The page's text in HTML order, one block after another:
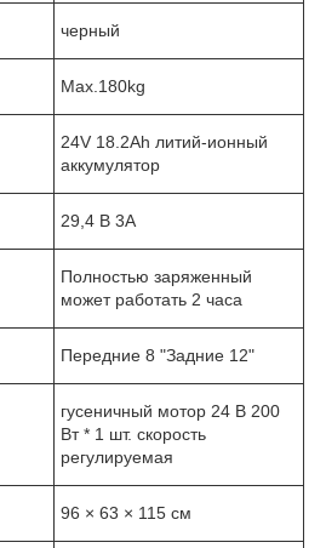
черный
Max.180kg
24V 18.2Ah литий-ионный
аккумулятор
29,4 В 3A
Полностью заряженный
может работать 2 часа
Передние 8 "Задние 12"
гусеничный мотор 24 В 200
Вт * 1 шт. скорость
регулируемая
96 × 63 × 115 см